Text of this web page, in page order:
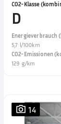
CO2-Klasse
D
Energieverbrauch
5,7 l/100km
CO2-Emissionen
129 g/km
14